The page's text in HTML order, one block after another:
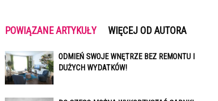
POWIĄZANE ARTYKUŁY WIĘCEJ OD AUTORA
ODMIEŃ SWOJE WNĘTRZE BEZ REMONTU I
DUŻYCH WYDATKÓW!